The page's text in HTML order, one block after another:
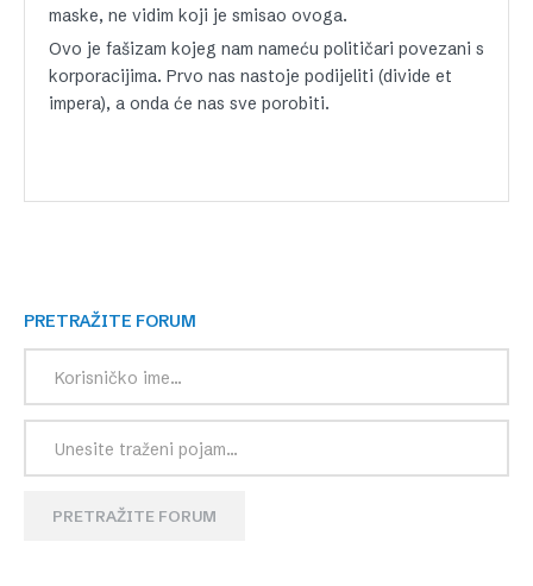
maske, ne vidim koji je smisao ovoga.
Ovo je fašizam kojeg nam nameću političari povezani s
korporacijima. Prvo nas nastoje podijeliti (divide et
impera), a onda će nas sve porobiti.
PRETRAŽITE FORUM
PRETRAŽITE FORUM